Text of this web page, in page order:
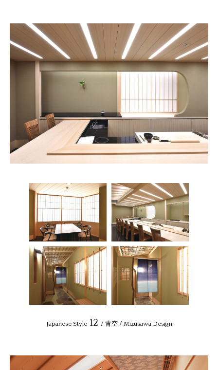
Japanese Style 12 / 青空 / Mizusawa Design